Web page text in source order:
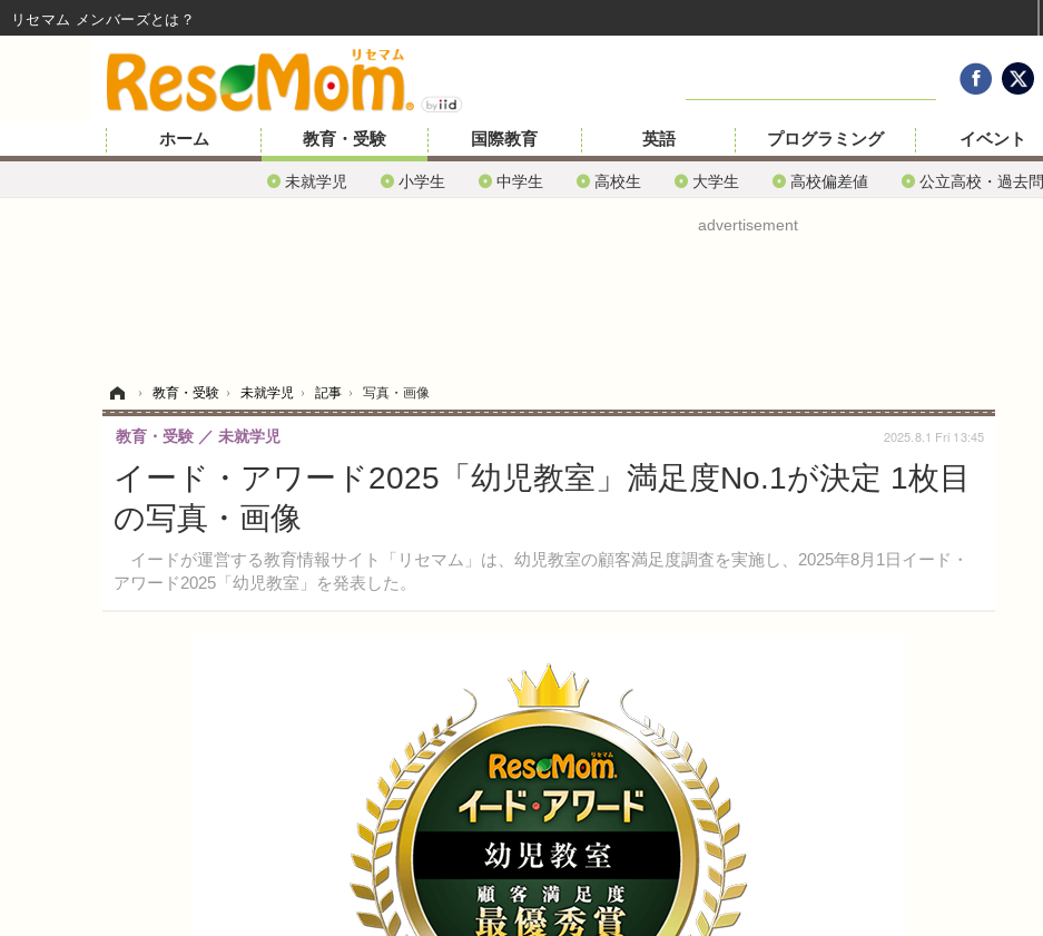
ホーム 教育・受験
未就学児 小学生 中学生 高校生 大学生 高校偏差値 公立高校・過去問
国際教育 英語 プログラミング イベント
advertisement
› 教育・受験 › 未就学児 › 記事 › 写真・画像
イード・アワード2025「幼児教室」満足度No.1が決定 1枚目
の写真・画像
イードが運営する教育情報サイト「リセマム」は、幼児教室の顧客満足度調査を実施し、2025年8月1日イード・
アワード2025「幼児教室」を発表した。
教育・受験 未就学児 2025.8.1 Fri 13:45
リセマム メンバーズ